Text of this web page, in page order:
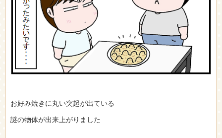
お好み焼きに丸い突起が出ている
謎の物体が出来上がりました